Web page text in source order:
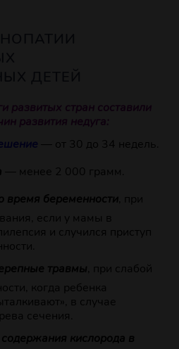
развитых стран составили
развития недуга:
— от 30 до 34 недель.
— менее 2 000 грамм.
время беременности , при
если у мамы в
и случился приступ
травмы , при слабой
когда ребенка
в случае
сечения.
кислорода в